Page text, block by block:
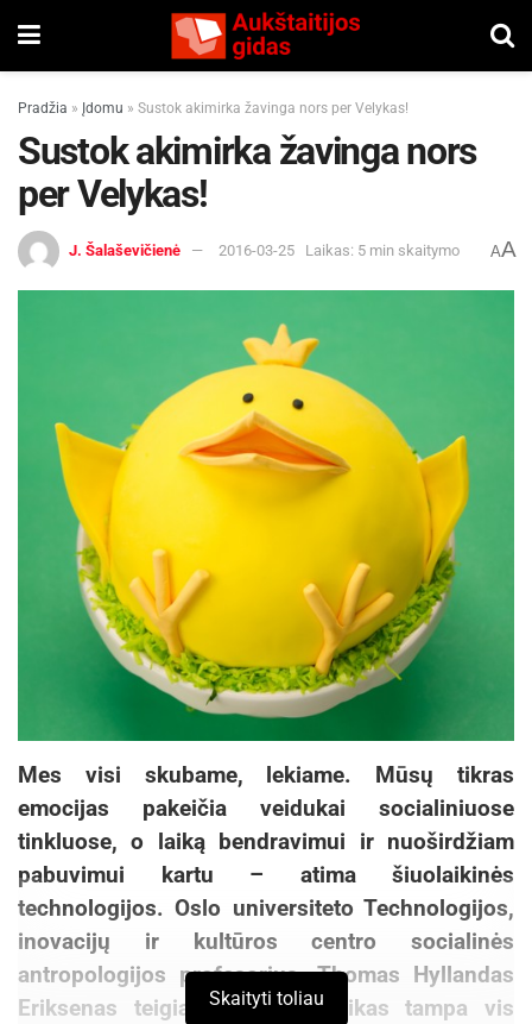
Pradžia » Įdomu » Sustok akimirka žavinga nors per Velykas!
Sustok akimirka žavinga nors
per Velykas!
J. Šalaševičienė 2016-03-25 Laikas: 5 min skaitymo AA
Mes visi skubame, lekiame. Mūsų tikras
emocijas pakeičia veidukai socialiniuose
tinkluose, o laiką bendravimui ir nuoširdžiam
pabuvimui kartu – atima šiuolaikinės
technologijos. Oslo universiteto Technologijos,
inovacijų ir kultūros centro socialinės
antropologijos profesorius, Thomas Hyllandas
Eriksenas teigia, kad lėtas laikas tampa vis
Skaityti toliau